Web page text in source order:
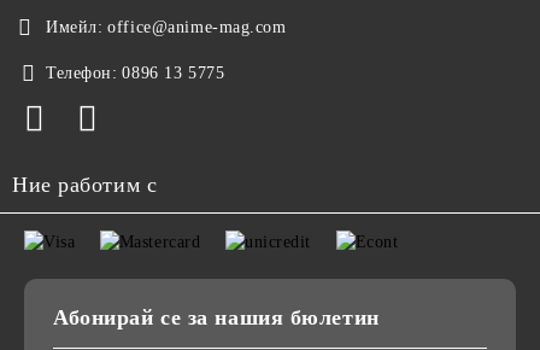
Имейл: office@anime-mag.com
Телефон: 0896 13 5775
Ние работим с
Абонирай се за нашия бюлетин